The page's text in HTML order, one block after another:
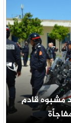
مشبوه قادم